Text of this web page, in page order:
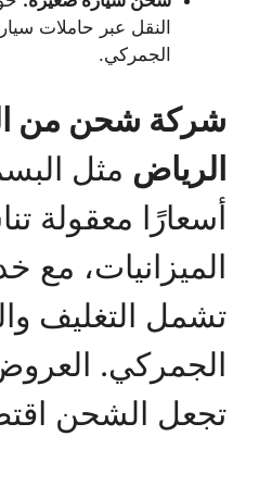
النقل عبر حاملات
الجمركي.
شركة شحن من
الرياض مثل
أسعارًا معقولة
الميزانيات، مع
تشمل التغليف
الجمركي.
تجعل الشحن